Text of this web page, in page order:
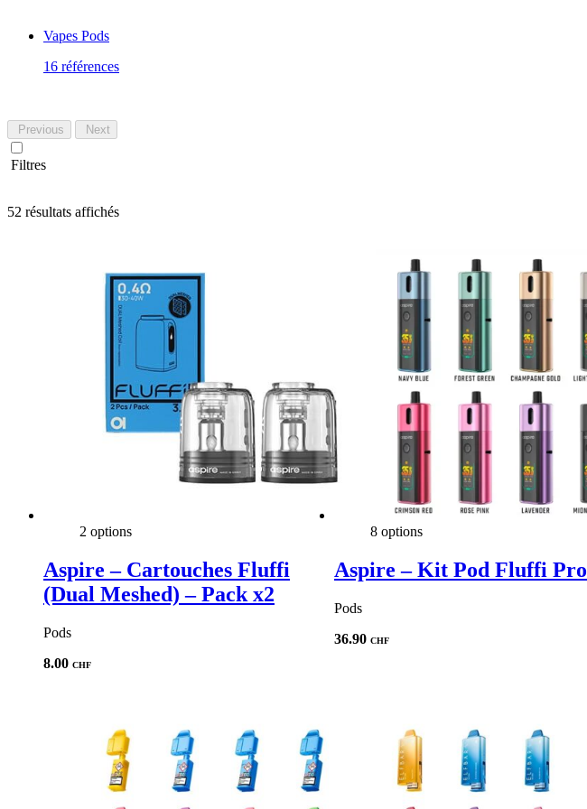
Vapes Pods
16 références
Previous Next
Filtres
52 résultats affichésTrié
au
plus
ancien
2 options
Aspire – Cartouches Fluffi
(Dual Meshed) – Pack x2
Pods
8.00 CHF
8 options
Aspire – Kit Pod Fluffi Pro
Pods
36.90 CHF